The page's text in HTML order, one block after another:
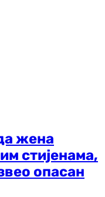
жена
стијенама,
опасан